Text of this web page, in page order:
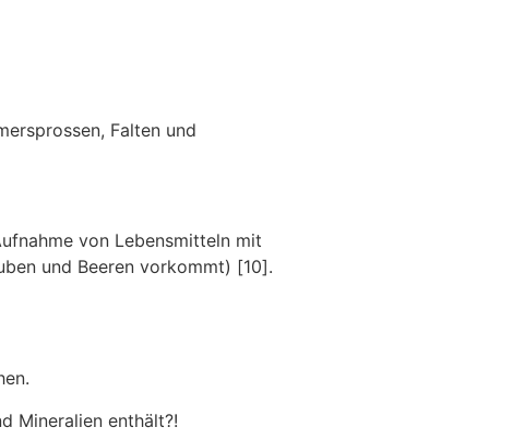
Falten und
von Lebensmitteln mit
und Beeren vorkommt) [10].
Mineralien enthält?!